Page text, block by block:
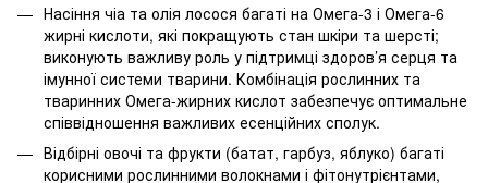
Насіння чіа та олія лосося багаті на Омега-3 і Омега-6
жирні кислоти, які покращують стан шкіри та шерсті;
виконують важливу роль у підтримці здоров’я серця та
імунної системи тварини. Комбінація рослинних та
тваринних Омега-жирних кислот забезпечує оптимальне
співвідношення важливих есенційних сполук.
Відбірні овочі та фрукти (батат, гарбуз, яблуко) багаті
корисними рослинними волокнами і фітонутрієнтами,